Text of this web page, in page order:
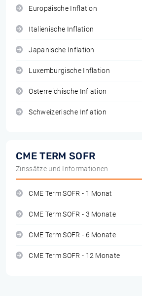
Europäische Inflation
Italienische Inflation
Japanische Inflation
Luxemburgische Inflation
Österreichische Inflation
Schweizerische Inflation
CME TERM SOFR
Zinssätze und Informationen
CME Term SOFR - 1 Monat
CME Term SOFR - 3 Monate
CME Term SOFR - 6 Monate
CME Term SOFR - 12 Monate